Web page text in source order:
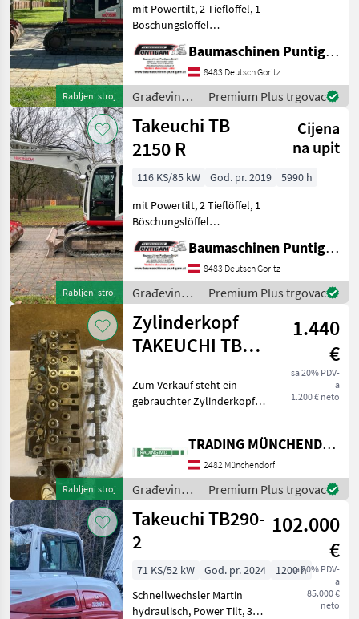
Rabljeni stroj
mit Powertilt, 2 Tieflöffel, 1
Böschungslöffel
Baumaschinen Puntigam
GmbH Unser Spezialgebiet:
Ankauf - Verkauf -
Vermietung von Baumaschi
Baumaschinen Puntigam GmbH
8483 Deutsch Goritz
Građevinski
strojevi /
Takeuchi
Premium Plus trgovac
Rabljeni stroj
Takeuchi TB
2150 R
Cijena
na upit
116 KS/85 kW God. pr. 2019
5990 h
mit Powertilt, 2 Tieflöffel, 1
Böschungslöffel
Baumaschinen Puntigam
GmbH Unser Spezialgebiet:
Ankauf - Verkauf -
Vermietung von Baumaschi
Baumaschinen Puntigam GmbH
8483 Deutsch Goritz
Građevinski
strojevi /
Takeuchi
Premium Plus trgovac
Rabljeni stroj
Zylinderkopf
TAKEUCHI TB
1.440
€
sa 20% PDV-
a
1.200 € neto
Zum Verkauf steht ein
gebrauchter Zylinderkopf
TB 175. Građevinski strojevi
Bageri gusjeničari
TRADING MÜNCHENDORF Handels GmbH
2482 Münchendorf
Građevinski
strojevi /
Takeuchi
Premium Plus trgovac
Takeuchi TB290-
2
102.000
€
sa 20% PDV-
a
85.000 €
neto
71 KS/52 kW God. pr. 2024
1200 h
Schnellwechsler Martin
hydraulisch, Power Tilt, 3/4